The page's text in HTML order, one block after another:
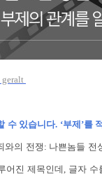
있습니다. ‘부제’를
의 전쟁: 나쁜놈들 전
어진 제목인데, 글자